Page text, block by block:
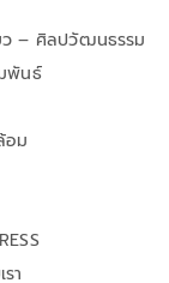
ว – ศิลปวัฒนธรรม
พันธ์
อม
า